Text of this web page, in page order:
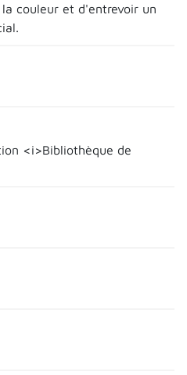
couleur et d'entrevoir un
<i>Bibliothèque de